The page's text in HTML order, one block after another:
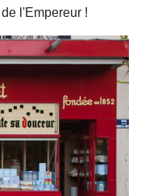
l'Empereur !